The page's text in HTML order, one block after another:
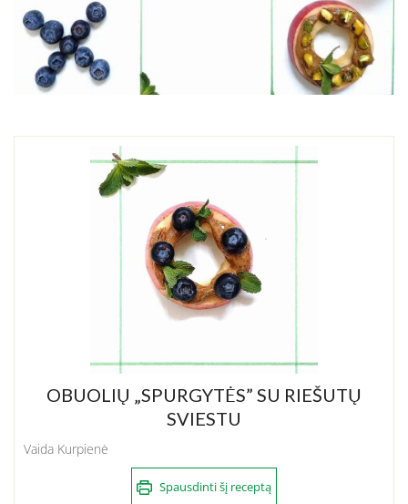
OBUOLIŲ „SPURGYTĖS” SU RIEŠUTŲ
SVIESTU
Vaida Kurpienė
Spausdinti šį receptą